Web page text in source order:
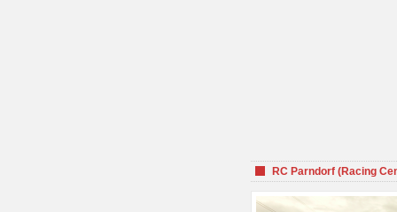
RC Parndorf (Racing